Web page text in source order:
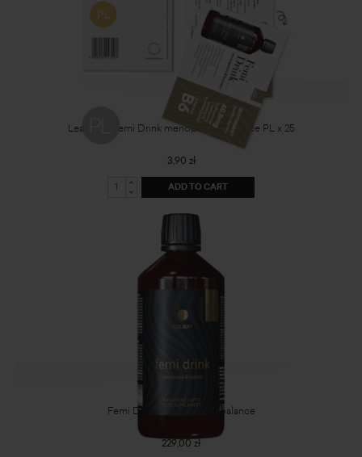
Leaflets - Femi Drink menopause&balance PL x 25
3,90 zł
ADD TO CART
Femi Drink menopause&balance
229,00 zł